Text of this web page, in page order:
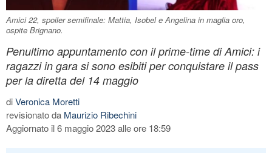
Amici 22, spoiler semifinale: Mattia, Isobel e Angelina in maglia oro,
ospite Brignano.
Penultimo appuntamento con il prime-time di Amici: i
ragazzi in gara si sono esibiti per conquistare il pass
per la diretta del 14 maggio
diVeronica Moretti
revisionato da Maurizio Ribechini
Aggiornato il 6 maggio 2023 alle ore 18:59